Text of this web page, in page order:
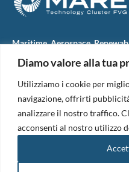
Diamo valore alla tua
Utilizziamo i cookie per
navigazione, offrirti
analizzare il nostro traffico.
acconsenti al nostro utilizzo
Maritime, Aerospace,
M.A.R.E. TC FVG S.c.ar.l.
34074 Monfalcone (Italy)
tel. +39 0481 723440
Codice Fiscale e Partita Iva:
PEC:marefvg@legalmail.it
Codice univoco per i
Copyright 2026. Design and
Informativa Privacy|Cookie